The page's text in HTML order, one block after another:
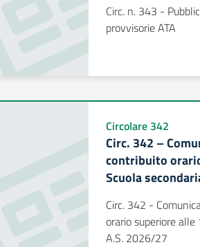
Circ. n. 343 -
provvisorie ATA
Circolare 342
Circ. 342 –
contribuito
Scuola
Circ. 342 -
orario superiore
A.S. 2026/27